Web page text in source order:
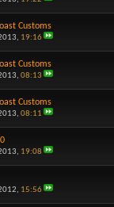
Customs
19:16
Customs
08:13
Customs
08:11
19:08
15:56